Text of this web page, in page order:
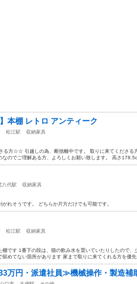
本棚 レトロ アンティーク
松江駅
収納家具
方☆☆ 引越しの為、断捨離中です。 取りに来てくださる
なのでご理解ある方、よろしくお願い致します。 高さ
八代駅
収納家具
れそうです。 どちらか片方だけでも可能です。
松江駅
収納家具
棚です 1番下の段は、猫の飲み水を置いていたりしたので、
留めてない箇所があります 家まで取りに来てくれる方を優
万円・派遣社員≫機械操作・製造補